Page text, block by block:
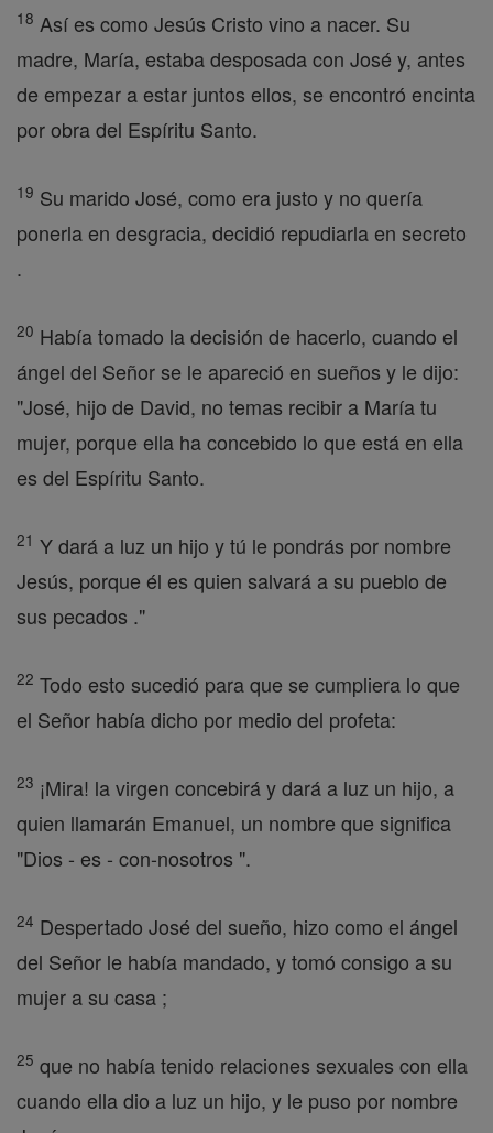
18 Así es como Jesús Cristo vino a nacer. Su
madre, María, estaba desposada con José y, antes
de empezar a estar juntos ellos, se encontró encinta
por obra del Espíritu Santo.
19 Su marido José, como era justo y no quería
ponerla en desgracia, decidió repudiarla en secreto
.
20 Había tomado la decisión de hacerlo, cuando el
ángel del Señor se le apareció en sueños y le dijo:
"José, hijo de David, no temas recibir a María tu
mujer, porque ella ha concebido lo que está en ella
es del Espíritu Santo.
21 Y dará a luz un hijo y tú le pondrás por nombre
Jesús, porque él es quien salvará a su pueblo de
sus pecados ."
22 Todo esto sucedió para que se cumpliera lo que
el Señor había dicho por medio del profeta:
23 ¡Mira! la virgen concebirá y dará a luz un hijo, a
quien llamarán Emanuel, un nombre que significa
"Dios - es - con-nosotros ".
24 Despertado José del sueño, hizo como el ángel
del Señor le había mandado, y tomó consigo a su
mujer a su casa ;
25 que no había tenido relaciones sexuales con ella
cuando ella dio a luz un hijo, y le puso por nombre